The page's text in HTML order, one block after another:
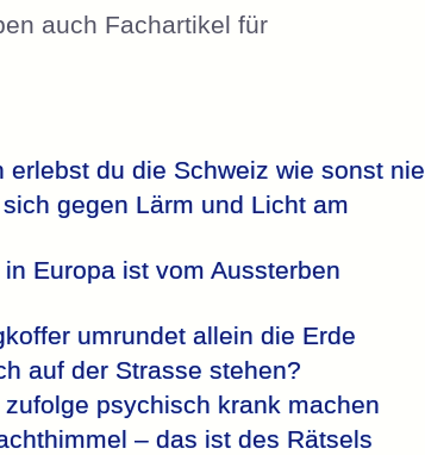
auch Fachartikel für
du die Schweiz wie sonst nie
gegen Lärm und Licht am
Europa ist vom Aussterben
umrundet allein die Erde
auf der Strasse stehen?
psychisch krank machen
– das ist des Rätsels